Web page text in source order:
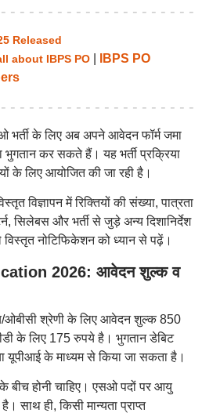
Released
about IBPS PO|
IBPS PO
भर्ती के लिए अब अपने आवेदन फॉर्म जमा
कर सकते हैं। यह भर्ती प्रक्रिया
के लिए आयोजित की जा रही है।
विज्ञापन में रिक्तियों की संख्या, पात्रता
सिलेबस और भर्ती से जुड़े अन्य दिशानिर्देश
नोटिफिकेशन को ध्यान से पढ़ें।
2026: आवेदन शुल्क व
श्रेणी के लिए आवेदन शुल्क 850
के लिए 175 रुपये है। भुगतान डेबिट
यूपीआई के माध्यम से किया जा सकता है।
होनी चाहिए। एसओ पदों पर आयु
साथ ही, किसी मान्यता प्राप्त